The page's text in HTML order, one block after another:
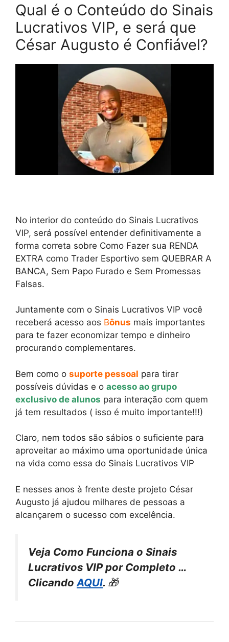
Qual é o Conteúdo do Sinais
Lucrativos VIP, e será que
César Augusto é Confiável?
No interior do conteúdo do Sinais Lucrativos
VIP, será possível entender definitivamente a
forma correta sobre Como Fazer sua RENDA
EXTRA como Trader Esportivo sem QUEBRAR A
BANCA, Sem Papo Furado e Sem Promessas
Falsas.
Juntamente com o Sinais Lucrativos VIP você
receberá acesso aos Bônus mais importantes
para te fazer economizar tempo e dinheiro
procurando complementares.
Bem como o suporte pessoal para tirar
possíveis dúvidas e o acesso ao grupo
exclusivo de alunos para interação com quem
já tem resultados ( isso é muito importante!!!)
Claro, nem todos são sábios o suficiente para
aproveitar ao máximo uma oportunidade única
na vida como essa do Sinais Lucrativos VIP
E nesses anos à frente deste projeto César
Augusto já ajudou milhares de pessoas a
alcançarem o sucesso com excelência.
Veja Como Funciona o Sinais
Lucrativos VIP por Completo …
ClicandoAQUI. 🎁